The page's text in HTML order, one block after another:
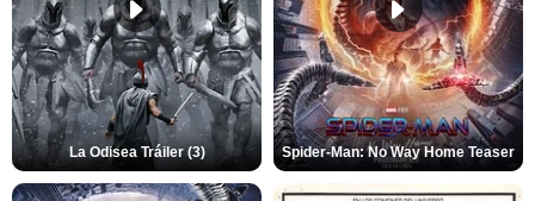
La Odisea Tráiler (3) Spider-Man: No Way Home Teaser